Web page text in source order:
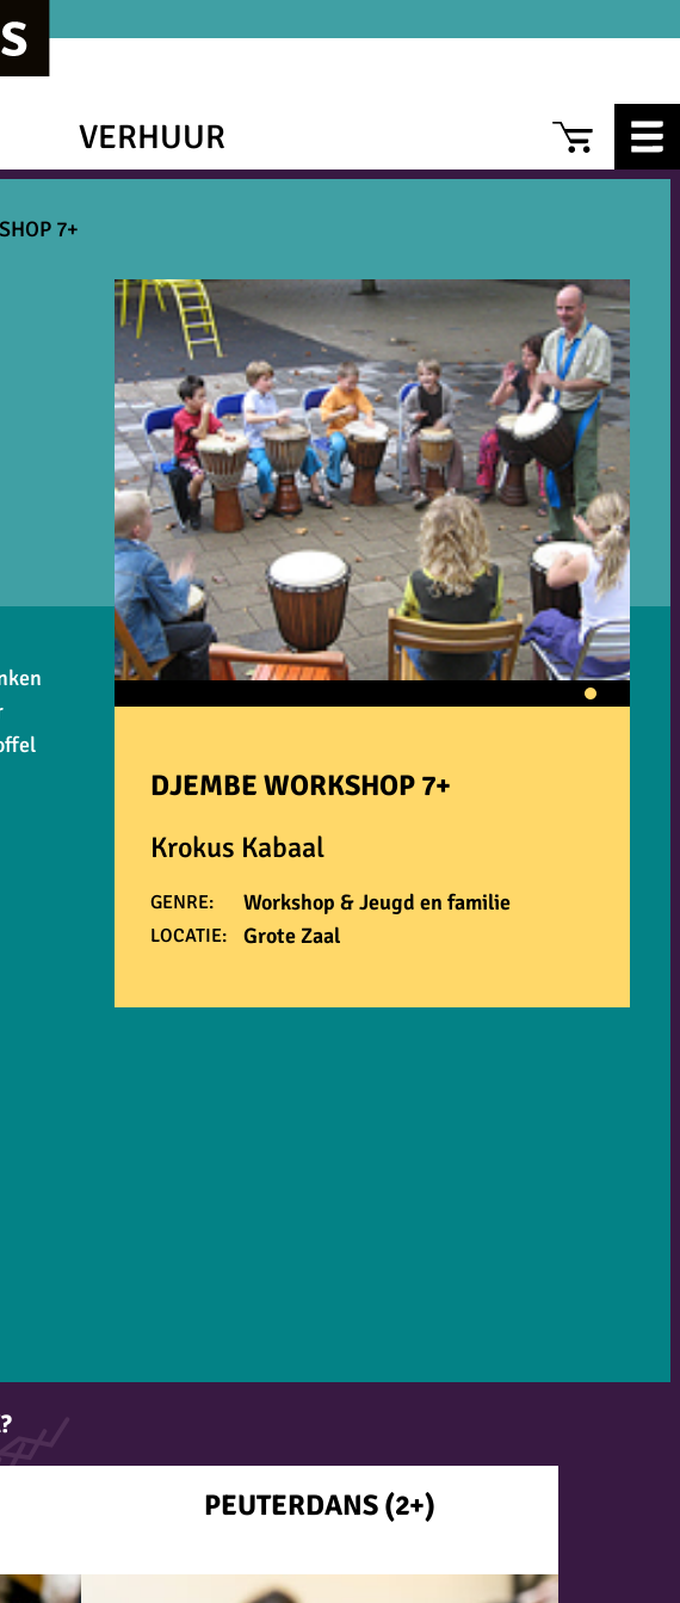
VERHUUR
7+
DJEMBE WORKSHOP 7+
Krokus Kabaal
GENRE: Workshop & Jeugd en familie
LOCATIE: Grote Zaal
PEUTERDANS (2+)